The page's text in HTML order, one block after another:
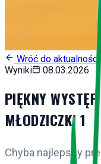
Wróć do aktualności
Wyniki
08.03.2026
PIĘKNY
MŁODZICZKI 1
Chyba najlepszy